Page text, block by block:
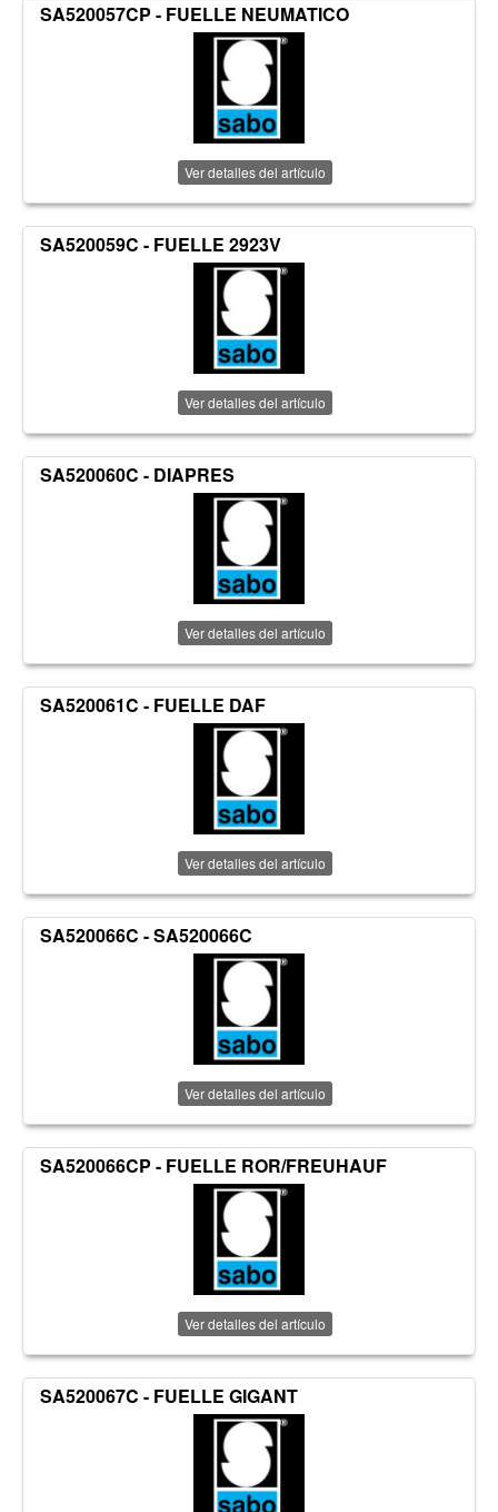
SA520057CP - FUELLE NEUMATICO
Ver detalles del artículo
SA520059C - FUELLE 2923V
Ver detalles del artículo
SA520060C - DIAPRES
Ver detalles del artículo
SA520061C - FUELLE DAF
Ver detalles del artículo
SA520066C - SA520066C
Ver detalles del artículo
SA520066CP - FUELLE ROR/FREUHAUF
Ver detalles del artículo
SA520067C - FUELLE GIGANT